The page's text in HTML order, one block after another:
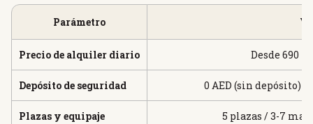
Parámetro
Precio de alquiler diario Desde 690
Depósito de seguridad 0 AED (sin depósito)
Plazas y equipaje 5 plazas / 3-7